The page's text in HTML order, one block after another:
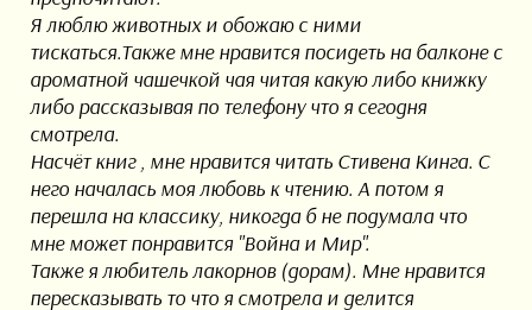
Я люблю животных и обожаю с ними
тискаться.Также мне нравится посидеть на балконе с
ароматной чашечкой чая читая какую либо книжку
либо рассказывая по телефону что я сегодня
смотрела.
Насчёт книг , мне нравится читать Стивена Кинга. С
него началась моя любовь к чтению. А потом я
перешла на классику, никогда б не подумала что
мне может понравится "Война и Мир".
Также я любитель лакорнов (дорам). Мне нравится
пересказывать то что я смотрела и делится